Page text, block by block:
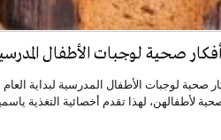
صحية لوجبات الأطفال
صحية لوجبات الأطفال المدرسية لبداية
لأطفالهن، لهذا تقدم أخصائية التغذية